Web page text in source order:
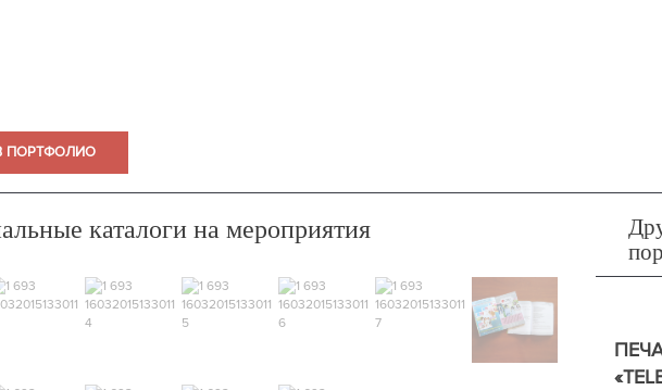
ПОРТФОЛИО
каталоги на мероприятия